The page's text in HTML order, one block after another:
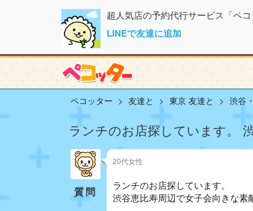
超人気店の予約代行サービス「ペコ
LINEで友達に追加
ペコッター 友達と 東京 友達と 渋谷
ランチのお店探しています。
質問
20代女性
ランチのお店探しています。
渋谷恵比寿周辺で女子会向きな素